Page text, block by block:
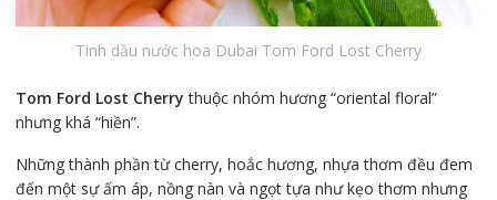
Tinh dầu nước hoa Dubai Tom Ford Lost Cherry
Tom Ford Lost Cherrythuộc nhóm hương “oriental floral”
nhưng khá “hiền”.
Những thành phần từ cherry, hoắc hương, nhựa thơm đều đem
đến một sự ấm áp, nồng nàn và ngọt tựa như kẹo thơm nhưng